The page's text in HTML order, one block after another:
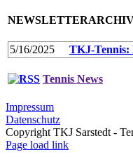
5/16/2025 TKJ-Tennis:
Tennis News
Impressum
Datenschutz
Copyright TKJ Sarstedt -
Facebook
Page load link